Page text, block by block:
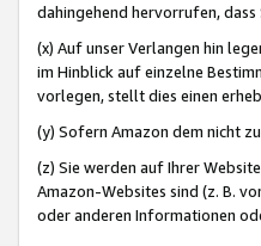
dahingehend hervorrufen,
(x) Auf unser Verlangen hin
im Hinblick auf einzelne
vorlegen, stellt dies einen
(y) Sofern Amazon dem nicht
(z) Sie werden auf Ihrer
Amazon-Websites sind (z. B.
oder anderen Informationen